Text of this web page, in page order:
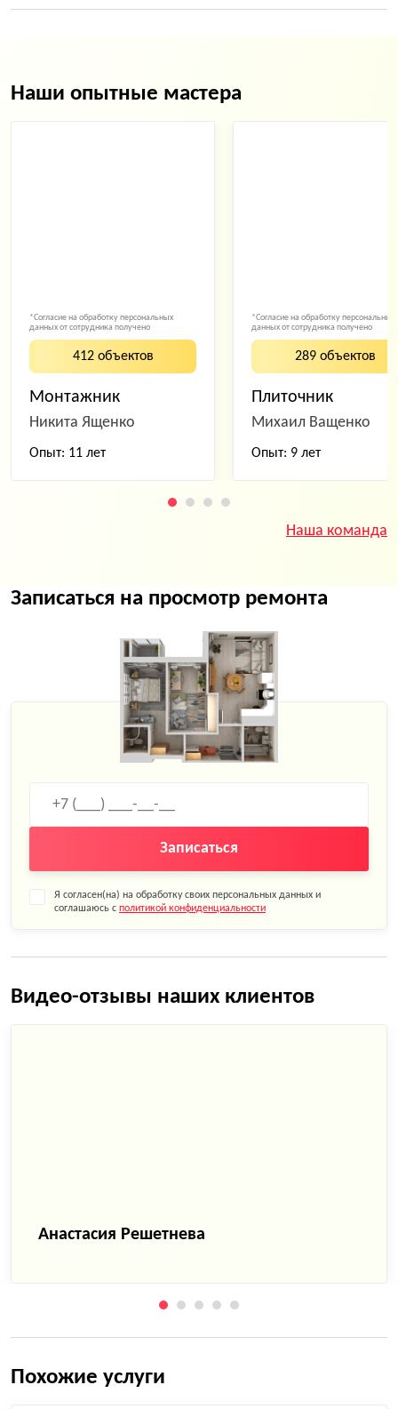
Наши опытные мастера
*Согласие на обработку персональных
данных от сотрудника получено
412 объектов
Монтажник
Никита Ященко
Опыт: 11 лет
*Согласие на обработку персональных
данных от сотрудника получено
289 объектов
Плиточник
Михаил Ващенко
Опыт: 9 лет
Наша команда
Записаться на просмотр ремонта
Записаться
Я согласен(на) на обработку своих персональных данных и
соглашаюсь с политикой конфиденциальности
Видео-отзывы наших клиентов
Анастасия Решетнева
Похожие услуги